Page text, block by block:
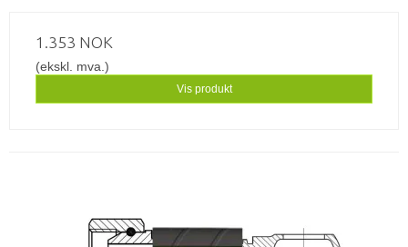
1.353 NOK
(ekskl. mva.)
Vis produkt